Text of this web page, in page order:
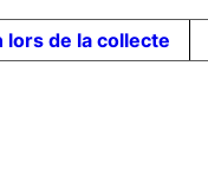
lors de la collecte